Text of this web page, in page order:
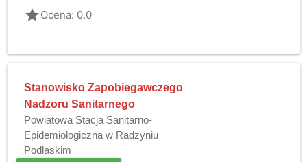
gradeOcena: 0.0
Stanowisko Zapobiegawczego
Nadzoru Sanitarnego
Powiatowa Stacja Sanitarno-
Epidemiologiczna w Radzyniu
Podlaskim